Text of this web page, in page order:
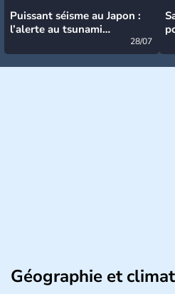
Puissant séisme au Japon :
l’alerte au tsunami
28/07
Géographie et climat